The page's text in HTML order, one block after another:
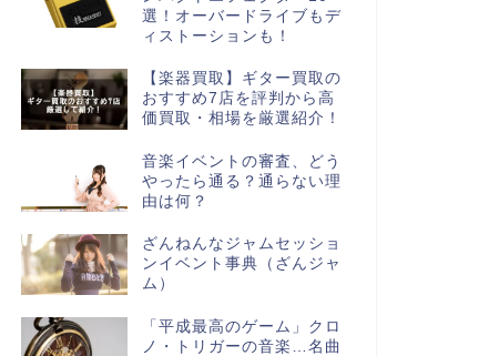
選！オーバードライブもデ
ィストーションも！
【楽器買取】ギター買取の
おすすめ7店を評判から高
価買取・相場を厳選紹介！
音楽イベントの審査、どう
やったら通る？通らない理
由は何？
ざんねんなジャムセッショ
ンイベント事典（ざんジャ
ム）
「平成最高のゲーム」クロ
ノ・トリガーの音楽…名曲